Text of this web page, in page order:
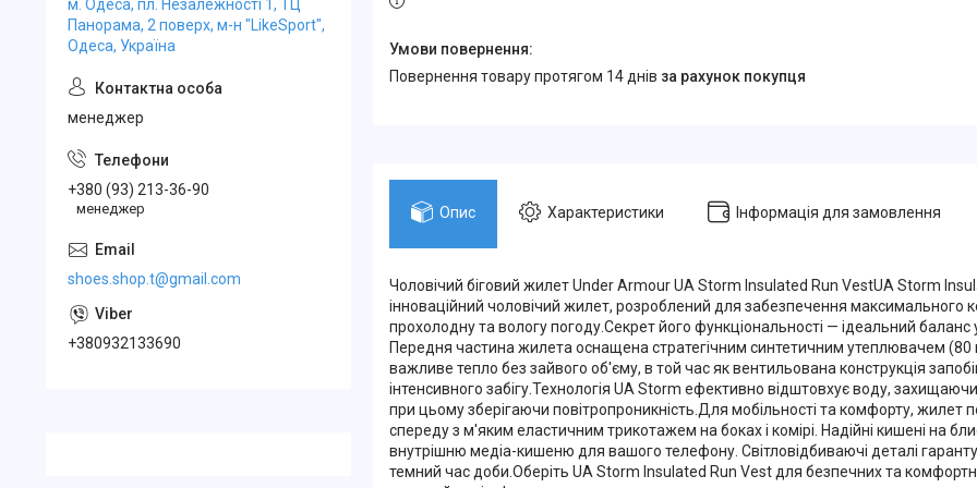
повернення товару протягом 14 днів за рахунок покупця
Опис Характеристики Інформація для замовлення
Чоловічий біговий жилет Under Armour UA Storm Insulated Run VestUA Storm
інноваційний чоловічий жилет, розроблений для забезпечення максимального
прохолодну та вологу погоду.Секрет його функціональності — ідеальний баланс
Передня частина жилета оснащена стратегічним синтетичним утеплювачем (80
важливе тепло без зайвого об'єму, в той час як вентильована конструкція
інтенсивного забігу.Технологія UA Storm ефективно відштовхує воду,
при цьому зберігаючи повітропроникність.Для мобільності та комфорту, жилет
спереду з м'яким еластичним трикотажем на боках і комірі. Надійні кишені на
внутрішню медіа-кишеню для вашого телефону. Світловідбиваючі деталі
темний час доби.Оберіть UA Storm Insulated Run Vest для безпечних та
м. Одеса, пл. Незалежності 1, ТЦ
Панорама, 2 поверх, м-н "LikeSport",
Одеса, Україна
менеджер
+380 (93) 213-36-90
менеджер
shoes.shop.t@gmail.com
+380932133690